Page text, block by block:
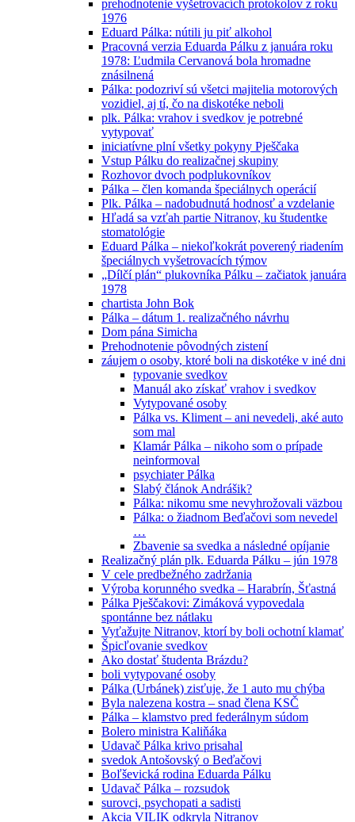
prehodnotenie vyšetrovacích protokolov z roku
1976
Eduard Pálka: nútili ju piť alkohol
Pracovná verzia Eduarda Pálku z januára roku
1978: Ľudmila Cervanová bola hromadne
znásilnená
Pálka: podozriví sú všetci majitelia motorových
vozidiel, aj tí, čo na diskotéke neboli
plk. Pálka: vrahov i svedkov je potrebné
vytypovať
iniciatívne plní všetky pokyny Pješčaka
Vstup Pálku do realizačnej skupiny
Rozhovor dvoch podplukovníkov
Pálka – člen komanda špeciálnych operácií
Plk. Pálka – nadobudnutá hodnosť a vzdelanie
Hľadá sa vzťah partie Nitranov, ku študentke
stomatológie
Eduard Pálka – niekoľkokrát poverený riadením
špeciálnych vyšetrovacích týmov
„Dílčí plán“ plukovníka Pálku – začiatok januára
1978
chartista John Bok
Pálka – dátum 1. realizačného návrhu
Dom pána Simicha
Prehodnotenie pôvodných zistení
záujem o osoby, ktoré boli na diskotéke v iné dni
typovanie svedkov
Manuál ako získať vrahov i svedkov
Vytypované osoby
Pálka vs. Kliment – ani nevedeli, aké auto
som mal
Klamár Pálka – nikoho som o prípade
neinformoval
psychiater Pálka
Slabý článok Andrášik?
Pálka: nikomu sme nevyhrožovali väzbou
Pálka: o žiadnom Beďačovi som nevedel
…
Zbavenie sa svedka a následné opíjanie
Realizačný plán plk. Eduarda Pálku – jún 1978
V cele predbežného zadržania
Výroba korunného svedka – Harabrín, Šťastná
Pálka Pješčakovi: Zimáková vypovedala
spontánne bez nátlaku
Vyťažujte Nitranov, ktorí by boli ochotní klamať
Špicľovanie svedkov
Ako dostať študenta Brázdu?
boli vytypované osoby
Pálka (Urbánek) zisťuje, že 1 auto mu chýba
Byla nalezena kostra – snad člena KSČ
Pálka – klamstvo pred federálnym súdom
Bolero ministra Kaliňáka
Udavač Pálka krivo prisahal
svedok Antošovský o Beďačovi
Boľševická rodina Eduarda Pálku
Udavač Pálka – rozsudok
surovci, psychopati a sadisti
Akcia VILIK odkryla Nitranov